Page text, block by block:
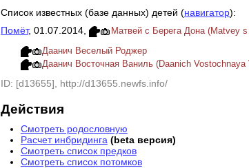
Список известных (базе данных) детей (навигатор):
Помёт, 01.07.2014, Матвей с Берега Дона (Matvey
Даанич Веселый Роджер
Даанич Восточная Ваниль (Daanich Vostochnaya
ID: [d13655], http://d13655.newfs.info/
Действия
Смотреть родословную
Расчет инбридинга (beta версия)
Смотреть список предков
Смотреть список потомков